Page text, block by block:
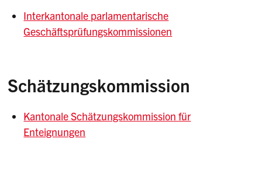
Interkantonale parlamentarische
Geschäftsprüfungskommissionen
Schätzungskommission
Kantonale Schätzungskommission für
Enteignungen